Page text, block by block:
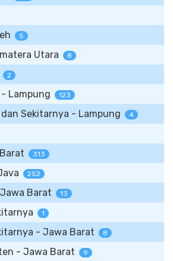
5
Utara 8
2
Lampung 123
Sekitarnya - Lampung 4
313
252
Barat 13
1
- Jawa Barat 8
- Jawa Barat 9